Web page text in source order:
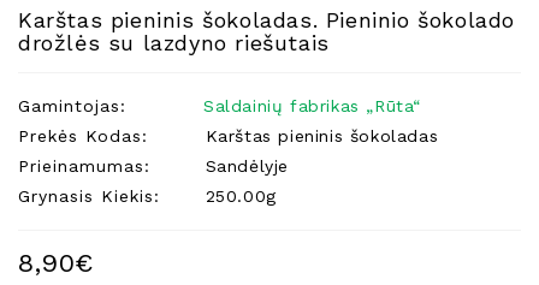
Kosmetika
Kūdikiams
Pirties
Reikalai
Dovanos
Karštas pieninis šokoladas. Pieninio šokolado
drožlės su lazdyno riešutais
Gamintojas:
Saldainių fabrikas „Rūta“
Prekės Kodas:
Karštas pieninis šokoladas
Prieinamumas:
Sandėlyje
Grynasis Kiekis:
250.00g
8,90€